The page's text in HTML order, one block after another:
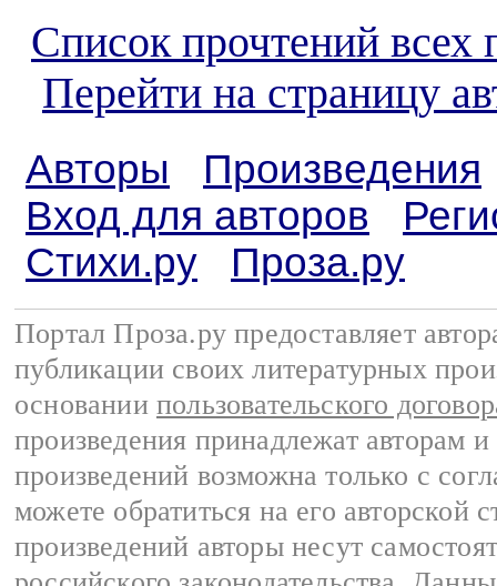
Список прочтений всех
Перейти на страницу
Авторы
Произведения
Вход для авторов
Стихи.ру
Проза.ру
Портал Проза.ру предоставляет
публикации своих литературных
основании пользовательского
произведения принадлежат авторам
произведений возможна только с
можете обратиться на его авторской
произведений авторы несут